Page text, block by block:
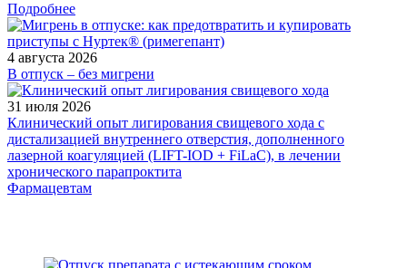
Подробнее
4 августа 2026
В отпуск – без мигрени
31 июля 2026
Клинический опыт лигирования свищевого хода с
дистализацией внутреннего отверстия, дополненного
лазерной коагуляцией (LIFT-IOD + FiLaC), в лечении
хронического парапроктита
Фармацевтам